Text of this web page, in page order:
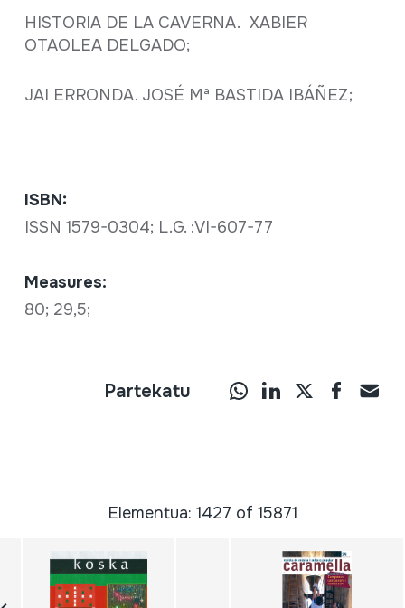
HISTORIA DE LA CAVERNA. XABIER
OTAOLEA DELGADO;
JAI ERRONDA. JOSÉ Mª BASTIDA IBÁÑEZ;
ISBN:
ISSN 1579-0304; L.G. :VI-607-77
Measures:
80; 29,5;
Partekatu
Elementua: 1427 of 15871